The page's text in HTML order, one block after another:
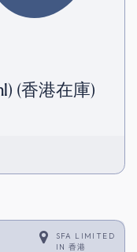
(香港在庫)
SFA LIMITED
IN 香港